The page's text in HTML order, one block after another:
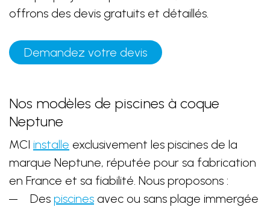
offrons des devis gratuits et détaillés.
Demandez votre devis
Nos modèles de piscines à coque
Neptune
MCI installe exclusivement les piscines de la
marque Neptune, réputée pour sa fabrication
en France et sa fiabilité. Nous proposons :
Des piscines avec ou sans plage immergée